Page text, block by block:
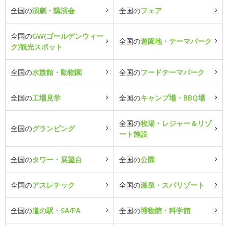
全国の演劇・講演会 全国のフェア
全国のGW(ゴールデンウィー
ク)観光スポット
全国の遊園地・テーマパーク
全国の水族館・動物園 全国のフードテーマパーク
全国の工場見学 全国のキャンプ場・BBQ場
全国のグランピング
全国の牧場・レジャー＆リゾ
ート施設
全国のタワー・展望台 全国の公園
全国のアスレチック 全国の温泉・スパリゾート
全国の道の駅・SA/PA 全国の博物館・科学館